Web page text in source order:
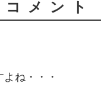
コメント
ね・・・